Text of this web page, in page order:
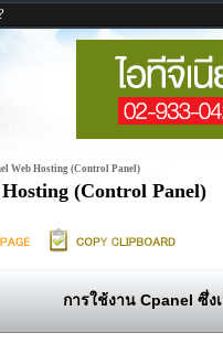
Web Hosting (Control Panel)
(Control Panel)
การใช้งาน Cpanel ซึ่